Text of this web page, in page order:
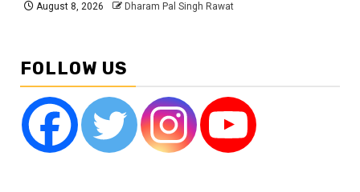
August 8, 2026 Dharam Pal Singh Rawat
FOLLOW US